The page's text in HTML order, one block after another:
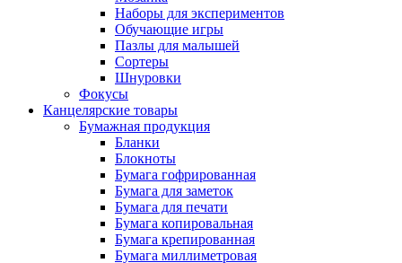
Наборы для экспериментов
Обучающие игры
Пазлы для малышей
Сортеры
Шнуровки
Фокусы
Канцелярские товары
Бумажная продукция
Бланки
Блокноты
Бумага гофрированная
Бумага для заметок
Бумага для печати
Бумага копировальная
Бумага крепированная
Бумага миллиметровая